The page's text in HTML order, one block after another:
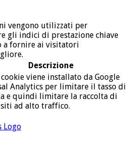
vengono utilizzati per
gli indici di prestazione chiave
a fornire ai visitatori
Descrizione
viene installato da Google
Analytics per limitare il tasso di
e quindi limitare la raccolta di
ad alto traffico.